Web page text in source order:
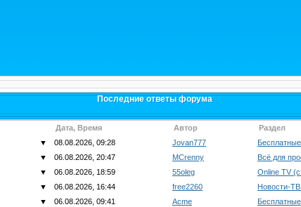
Последние ответы форума
Дата, Время Автор Раздел
▼ 08.08.2026, 09:28 Jovan777
▼ 06.08.2026, 20:47 MCrenny Всё для
▼ 06.08.2026, 18:59 55oleg Online TV
▼ 06.08.2026, 16:44 free2260 Новости-
▼ 06.08.2026, 09:41 Acme